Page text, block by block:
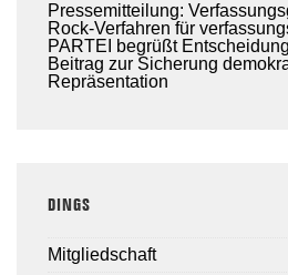
Pressemitteilung:
Rock-Verfahren für
PARTEI begrüßt
Beitrag zur Sicherung
Repräsentation
DINGS
Mitgliedschaft